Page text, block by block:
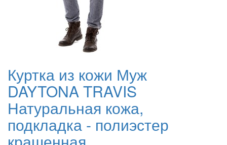
Куртка из кожи Муж
DAYTONA TRAVIS
Натуральная кожа,
подкладка - полиэстер